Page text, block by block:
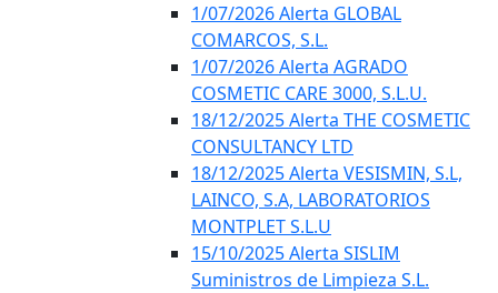
1/07/2026 Alerta GLOBAL
COMARCOS, S.L.
1/07/2026 Alerta AGRADO
COSMETIC CARE 3000, S.L.U.
18/12/2025 Alerta THE COSMETIC
CONSULTANCY LTD
18/12/2025 Alerta VESISMIN, S.L,
LAINCO, S.A, LABORATORIOS
MONTPLET S.L.U
15/10/2025 Alerta SISLIM
Suministros de Limpieza S.L.